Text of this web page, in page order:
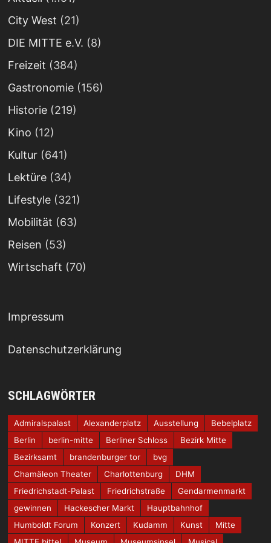
City West (21)
DIE MITTE e.V. (8)
Freizeit (384)
Gastronomie(156)
Historie(219)
Kino (12)
Kultur(641)
Lektüre(34)
Lifestyle(321)
Mobilität (63)
Reisen (53)
Wirtschaft (70)
Impressum
Datenschutzerklärung
SCHLAGWÖRTER
Admiralspalast Alexanderplatz Ausstellung
Bebelplatz
Berlin
berlin-mitte Berliner Schloss
Bezirk Mitte
Bezirksamt
brandenburger tor
bvg
Chamäleon Theater
Charlottenburg
DHM
Friedrichstadt-Palast
Friedrichstraße
Gendarmenmarkt
gewinnen
Hackescher Markt
Hauptbahnhof
Humboldt Forum
Konzert Kudamm Kunst
Mitte